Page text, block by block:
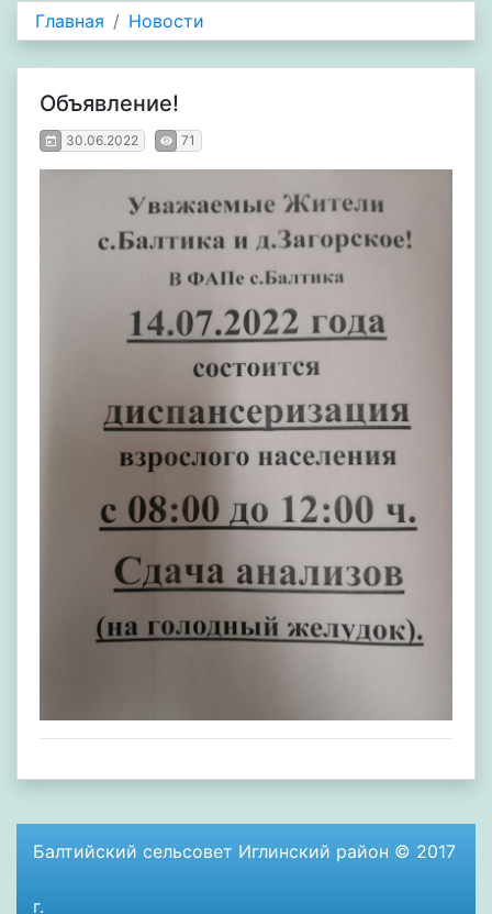
Главная Новости
Объявление!
30.06.2022 71
Балтийский сельсовет Иглинский район © 2017
г.